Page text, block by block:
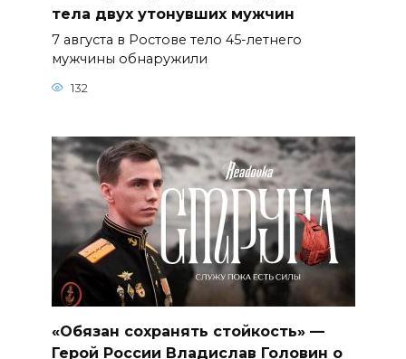
тела двух утонувших мужчин
7 августа в Ростове тело 45-летнего
мужчины обнаружили
132
«Обязан сохранять стойкость» —
Герой России Владислав Головин о